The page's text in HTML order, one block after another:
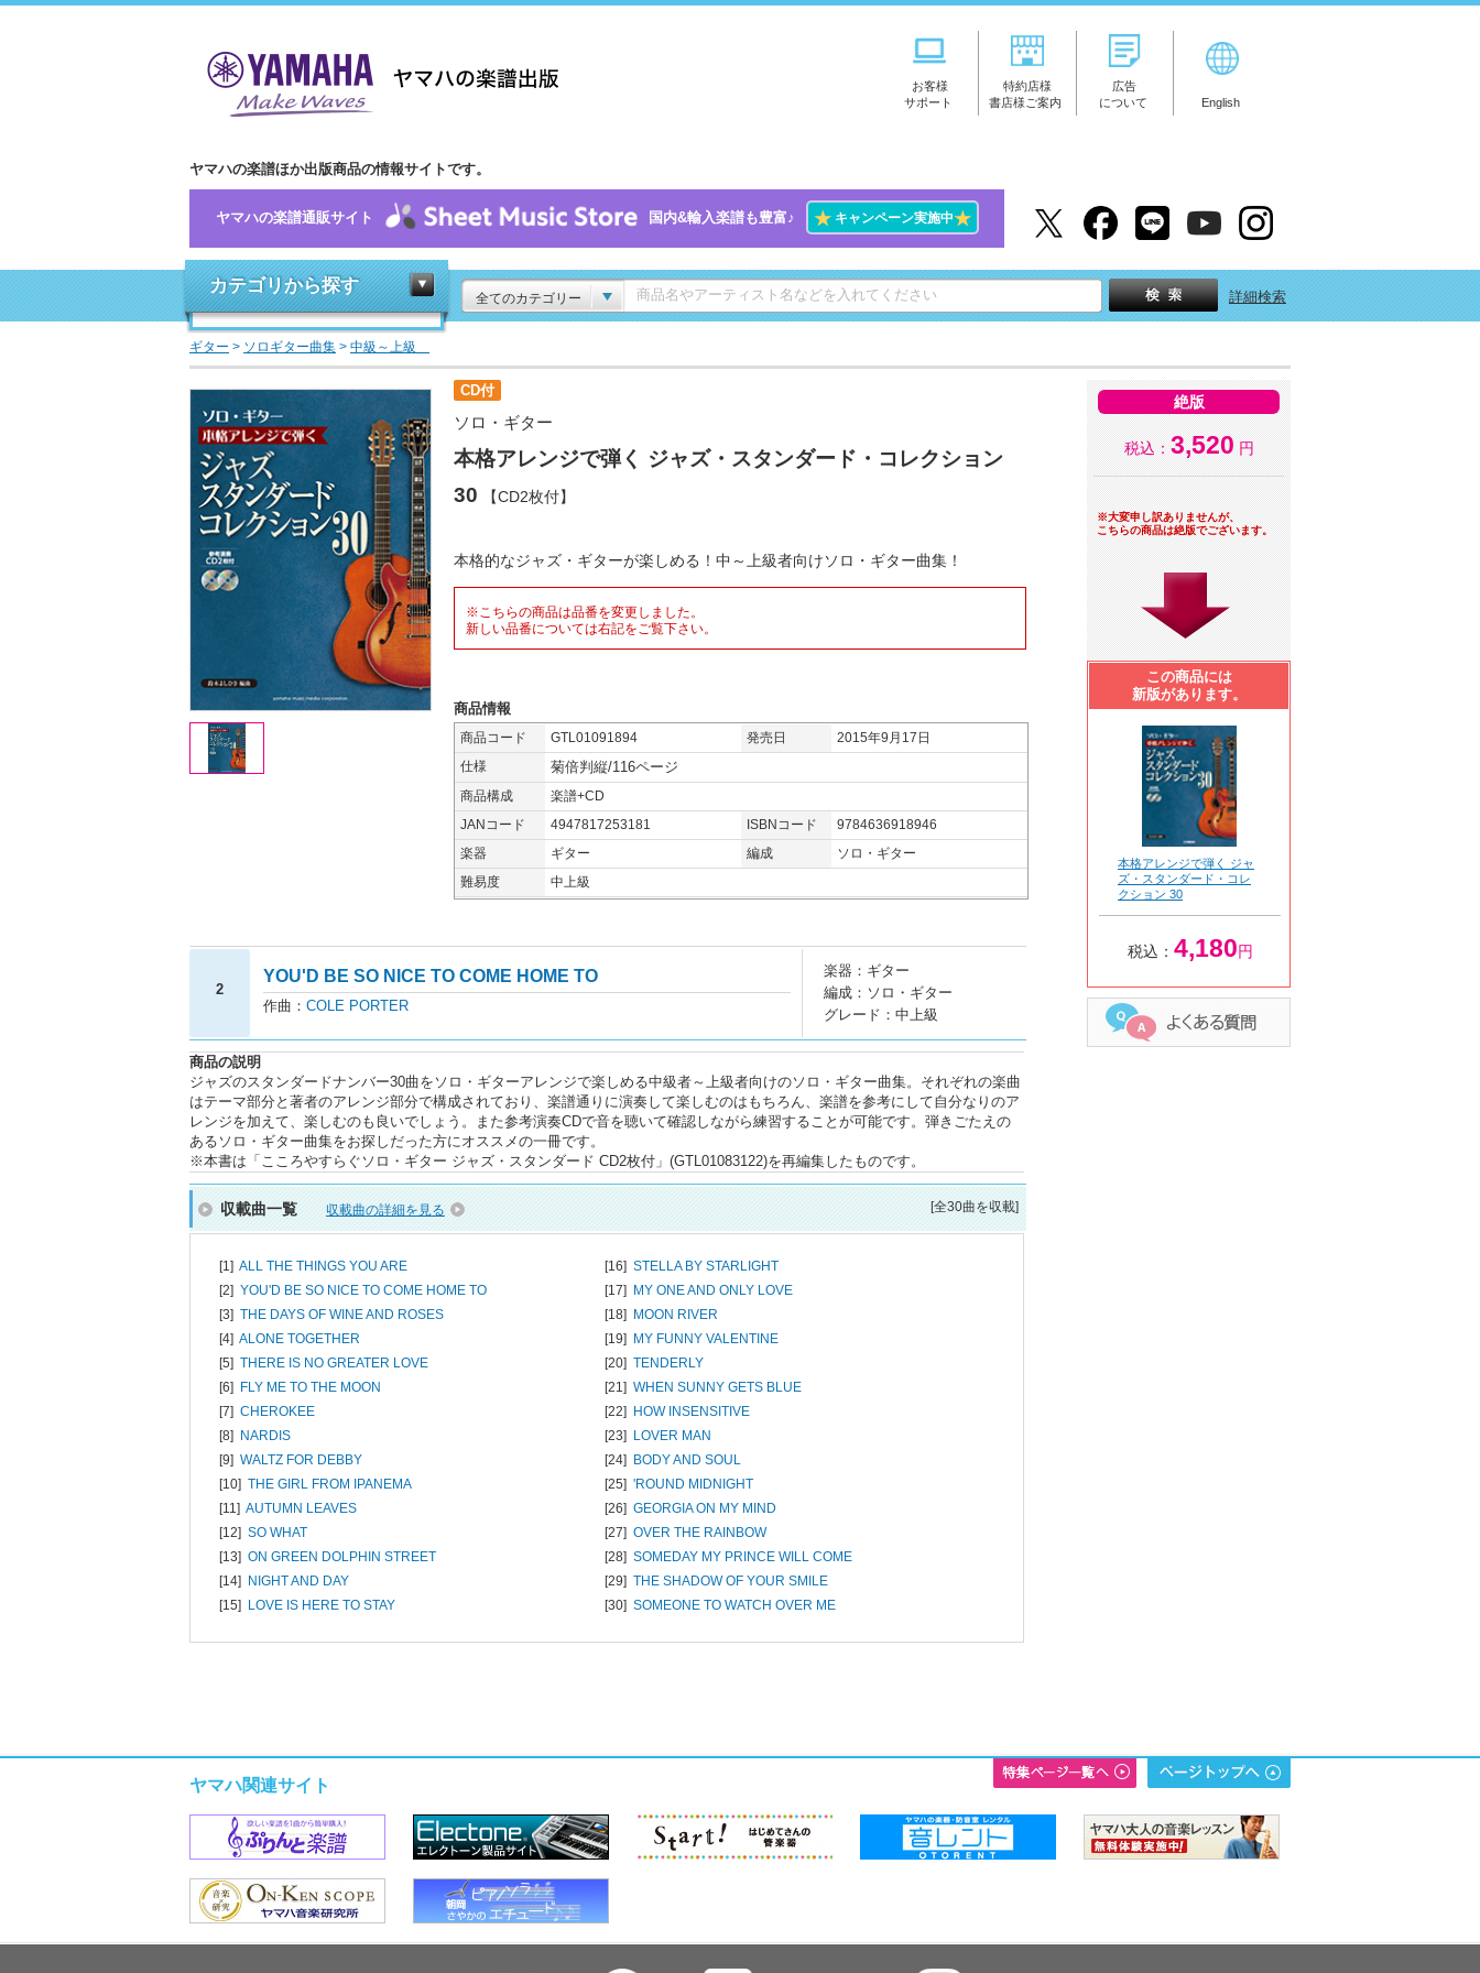
お客様
サポート
特約店様
書店様ご案内
広告
について
English
ヤマハの楽譜ほか出版商品の情報サイトです。
ヤマハの楽譜通販サイト 国内&輸入楽譜も豊富♪ ★キャンペーン実施中★
カテゴリから探す
全てのカテゴリー 詳細検索
ギター > ソロギター曲集 > 中級～上級
CD付
ソロ・ギター
本格アレンジで弾く ジャズ・スタンダード・コレクション
30 【CD2枚付】
本格的なジャズ・ギターが楽しめる！中～上級者向けソロ・ギター曲集！
※こちらの商品は品番を変更しました。
新しい品番については右記をご覧下さい。
商品情報
商品コード GTL01091894 発売日
2015年9月17日
仕様
菊倍判縦/116ページ
商品構成
楽譜+CD
JANコード
4947817253181 ISBNコード
9784636918946
楽器
ギター 編成
ソロ・ギター
難易度
中上級
2
YOU'D BE SO NICE TO COME HOME TO
作曲： COLE PORTER
楽器：ギター
編成：ソロ・ギター
グレード：中上級
商品の説明
ジャズのスタンダードナンバー30曲をソロ・ギターアレンジで楽しめる中級者～上級者向けのソロ・ギター曲集。それぞれの楽曲
はテーマ部分と著者のアレンジ部分で構成されており、楽譜通りに演奏して楽しむのはもちろん、楽譜を参考にして自分なりのア
レンジを加えて、楽しむのも良いでしょう。また参考演奏CDで音を聴いて確認しながら練習することが可能です。弾きごたえの
あるソロ・ギター曲集をお探しだった方にオススメの一冊です。
※本書は「こころやすらぐソロ・ギター ジャズ・スタンダード CD2枚付」(GTL01083122)を再編集したものです。
収載曲一覧 収載曲の詳細を見る [全30曲を収載]
[1] ALL THE THINGS YOU ARE
[2] YOU'D BE SO NICE TO COME HOME TO
[3] THE DAYS OF WINE AND ROSES
[4] ALONE TOGETHER
[5] THERE IS NO GREATER LOVE
[6] FLY ME TO THE MOON
[7] CHEROKEE
[8] NARDIS
[9] WALTZ FOR DEBBY
[10] THE GIRL FROM IPANEMA
[11] AUTUMN LEAVES
[12] SO WHAT
[13] ON GREEN DOLPHIN STREET
[14] NIGHT AND DAY
[15] LOVE IS HERE TO STAY
[16] STELLA BY STARLIGHT
[17] MY ONE AND ONLY LOVE
[18] MOON RIVER
[19] MY FUNNY VALENTINE
[20] TENDERLY
[21] WHEN SUNNY GETS BLUE
[22] HOW INSENSITIVE
[23] LOVER MAN
[24] BODY AND SOUL
[25] 'ROUND MIDNIGHT
[26] GEORGIA ON MY MIND
[27] OVER THE RAINBOW
[28] SOMEDAY MY PRINCE WILL COME
[29] THE SHADOW OF YOUR SMILE
[30] SOMEONE TO WATCH OVER ME
絶版
税込： 3,520 円
※大変申し訳ありませんが、
こちらの商品は絶版でございます。
この商品には
新版があります。
本格アレンジで弾く ジャ
ズ・スタンダード・コレ
クション 30
税込： 4,180円
ヤマハ関連サイト